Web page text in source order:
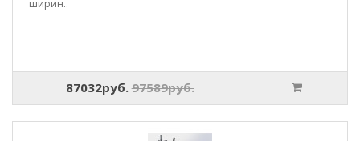
ширин..
87032руб. 97589руб.